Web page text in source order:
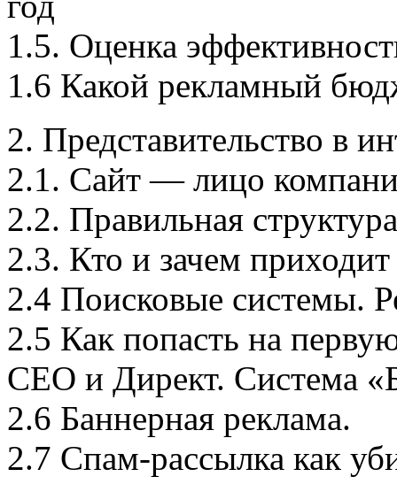
1.5. Оценка
1.6 Какой рекламный
2. Представительство в
2.1. Сайт — лицо
2.2. Правильная
2.3. Кто и зачем приходит
2.4 Поисковые системы.
2.5 Как попасть на
CEO и Директ. Система
2.6 Баннерная реклама.
2.7 Спам-рассылка как